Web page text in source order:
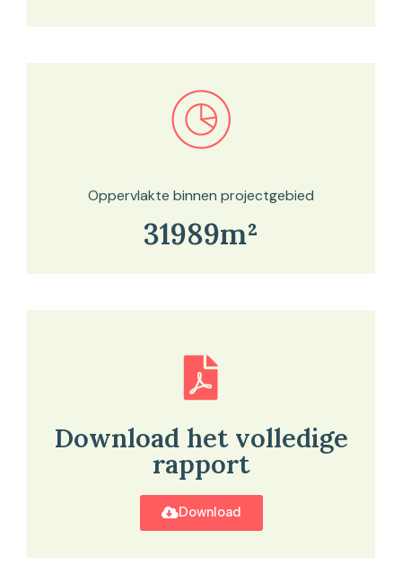
Bekijk in onze kaartviewer
Oppervlakte binnen projectgebied
31989m²
Download het volledige
rapport
Download